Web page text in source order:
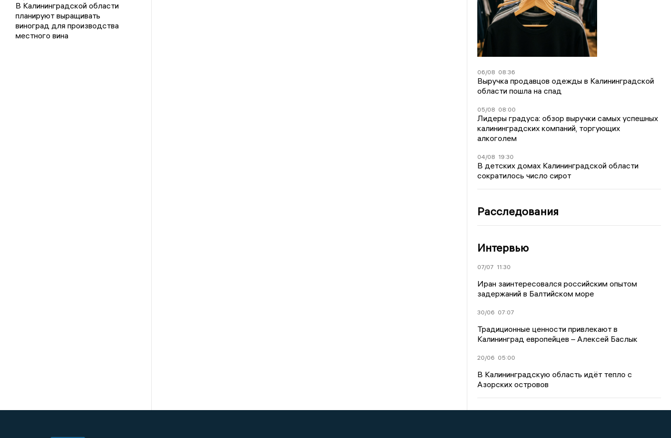
В Калининградской области
планируют выращивать
виноград для производства
местного вина
06/08 08:36
Выручка продавцов одежды в Калининградской
области пошла на спад
05/08 08:00
Лидеры градуса: обзор выручки самых успешных
калининградских компаний, торгующих
алкоголем
04/08 19:30
В детских домах Калининградской области
сократилось число сирот
Расследования
Интервью
07/07 11:30
Иран заинтересовался российским опытом
задержаний в Балтийском море
30/06 07:07
Традиционные ценности привлекают в
Калининград европейцев – Алексей Баслык
20/06 05:00
В Калининградскую область идёт тепло с
Азорских островов